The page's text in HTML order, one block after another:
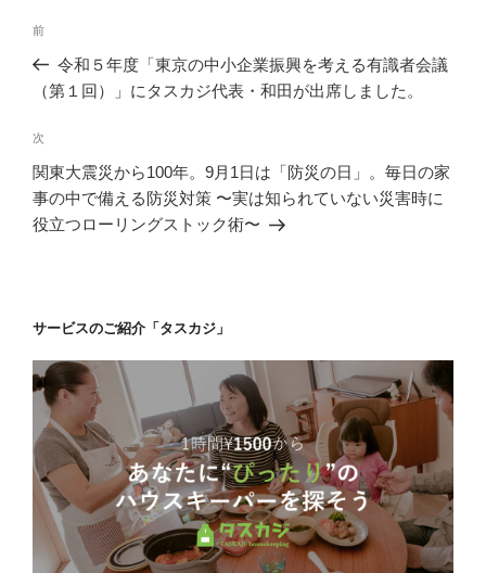
ナ
ゲ
ー
シ
ョ
前
の
投
前
令和５年度「東京の中小企業振興を考える有識者会議
（第１回）」にタスカジ代表・和田が出席しました。
次
の
投
稿
次
関東大震災から100年。9月1日は「防災の日」。毎日の家
事の中で備える防災対策 〜実は知られていない災害時に
役立つローリングストック術〜
サービスのご紹介「タスカジ」